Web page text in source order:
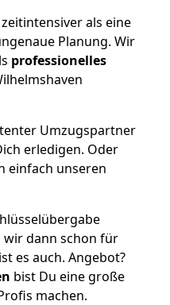
als eine
Planung. Wir
professionelles
Umzugspartner
erledigen. Oder
einfach unseren
wir dann schon für
es auch. Angebot?
bist Du eine große
machen.